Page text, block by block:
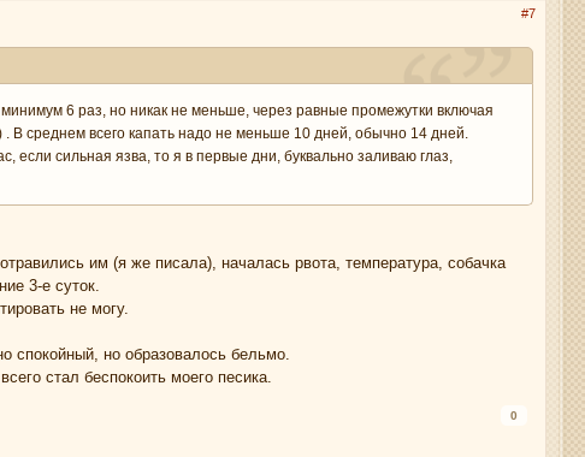
#7
6 раз, но никак не меньше, через равные промежутки включая
среднем всего капать надо не меньше 10 дней, обычно 14 дней.
сильная язва, то я в первые дни, буквально заливаю глаз,
им (я же писала), началась рвота, температура, собачка
3-е суток.
не могу.
но образовалось бельмо.
стал беспокоить моего песика.
0